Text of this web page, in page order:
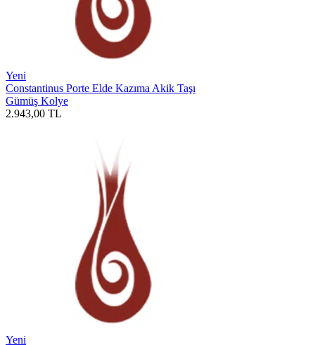
Yeni
Constantinus Porte Elde Kazıma Akik Taşı
Gümüş Kolye
2.943,00 TL
Yeni